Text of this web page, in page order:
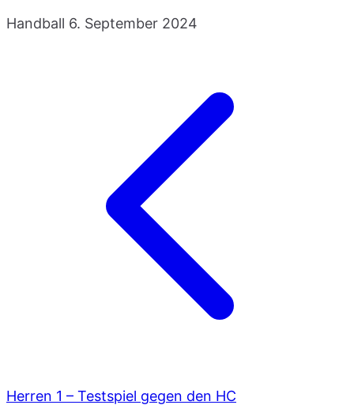
Handball 6. September 2024
Herren 1 – Testspiel gegen den HC